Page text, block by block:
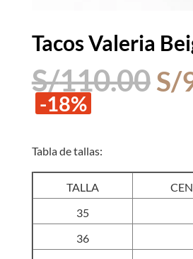
Tacos Valeria
S/110.00 El
S/
-18%
Tabla de tallas:
TALLA
35
36